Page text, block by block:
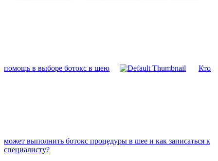
помощь в выборе ботокс в шею Кто
может выполнить ботокс процедуры в шее и как записаться к
специалисту?